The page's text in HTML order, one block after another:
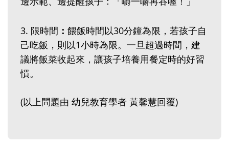
3. 限時間 ： 餵飯時間以30分鐘為限，若孩子自
己吃飯，則以1小時為限。一旦超過時間，建
議將飯菜收起來，讓孩子培養用餐定時的好習
慣。
(以上問題由 幼兒教育學者 黃馨慧回覆)